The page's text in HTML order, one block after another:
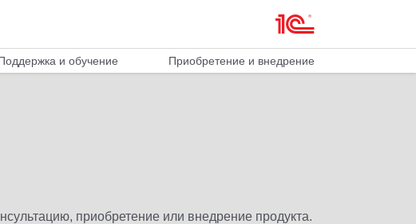
и обучение Приобретение и внедрение
приобретение или внедрение продукта.